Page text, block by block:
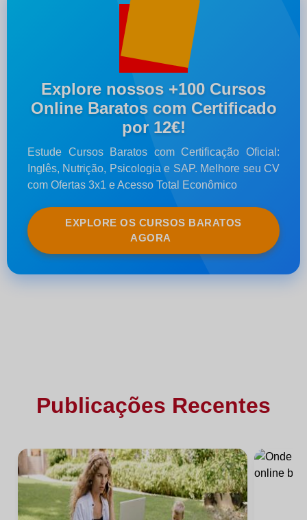
Explore nossos +100 Cursos
Online Baratos com Certificado
por 12€!
Estude Cursos Baratos com Certificação Oficial:
Inglês, Nutrição, Psicologia e SAP. Melhore seu CV
com Ofertas 3x1 e Acesso Total Econômico
EXPLORE OS CURSOS BARATOS
AGORA
Publicações Recentes